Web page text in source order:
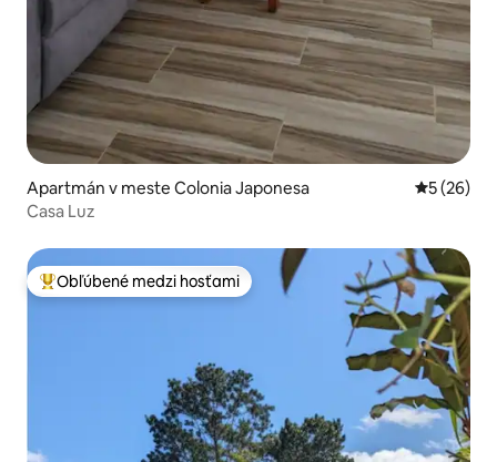
Apartmán v meste Colonia Japonesa
5 (26)
Casa Luz
Najobľúbenejšie medzi hosťami
Obľúbené medzi hosťami